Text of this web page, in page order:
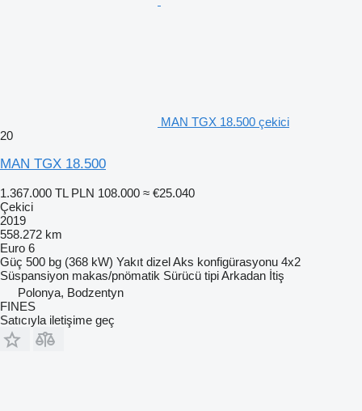
MAN TGX 18.500 çekici
20
MAN TGX 18.500
1.367.000 TL PLN 108.000 ≈ €25.040
Çekici
2019
558.272 km
Euro 6
Güç 500 bg (368 kW) Yakıt dizelAks konfigürasyonu 4x2
Süspansiyon makas/pnömatik Sürücü tipiArkadan İtiş
Polonya, Bodzentyn
FINES
Satıcıyla iletişime geç